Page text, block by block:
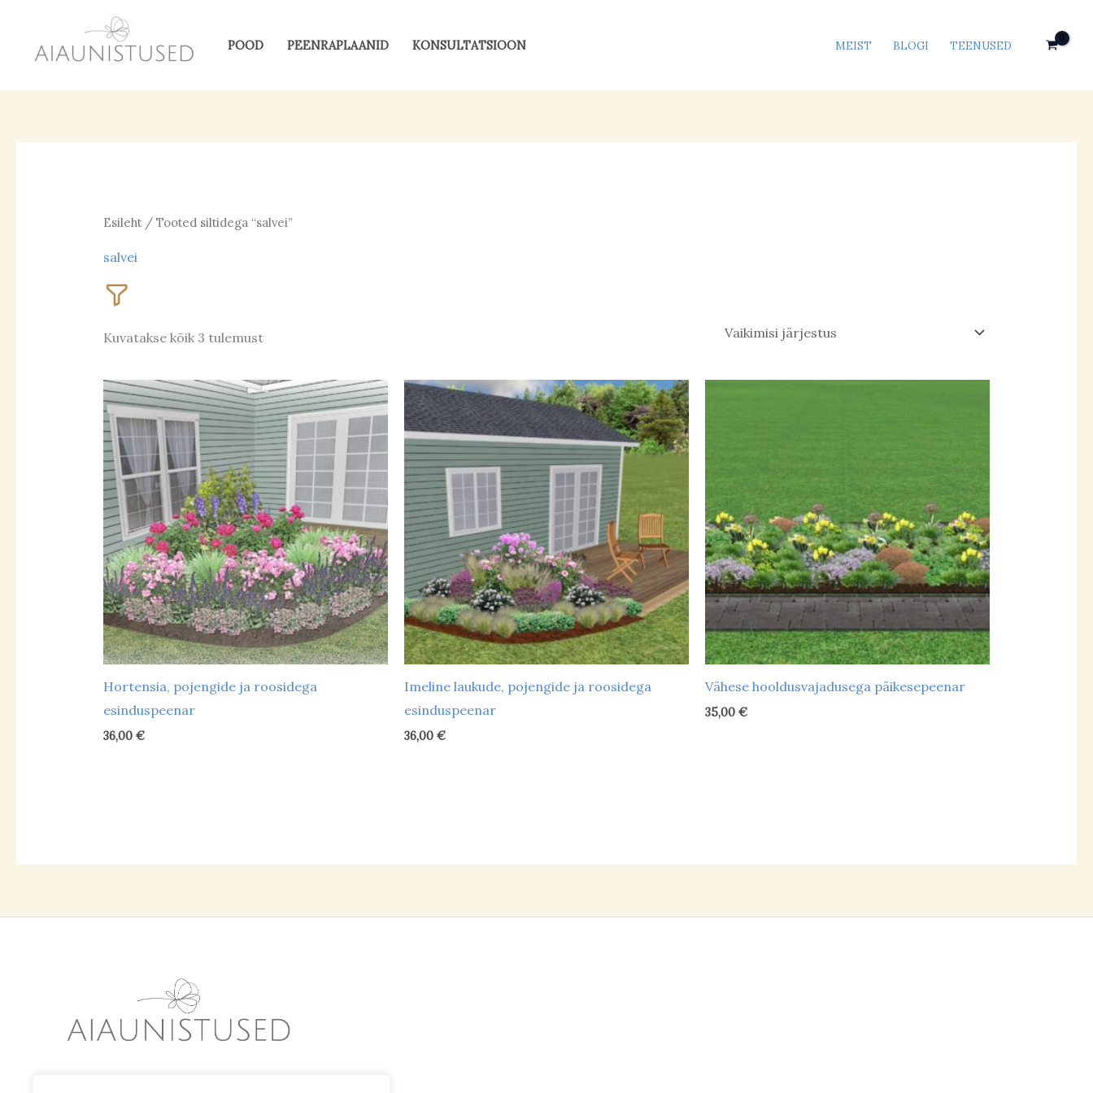
content
POOD PEENRAPLAANID KONSULTATSIOON MEIST BLOGI TEENUSED
Esileht/ Tooted siltidega “salvei”
salvei
päikeseline(36)
poolvarjuline (27)
varjuline(5)
liivane(2)
savikas
saviliivmuld (30)
turbapeenar(1)
turvas(0)
Mulla niiskus
kuiv(14)
niiske(6)
parasniiske(37)
Mulla happelisus
aluseline(5)
happeline(6)
neutraalne(40)
Hooldusvajadus
keskmine(19)
suur
vähene(20)
Põhivärvid
Kuvatakse kõik 3 tulemust
Hortensia, pojengide ja roosidega
esinduspeenar
36,00 €
Imeline laukude, pojengide ja roosidega
esinduspeenar
36,00 €
Vähese hooldusvajadusega päikesepeenar
35,00€